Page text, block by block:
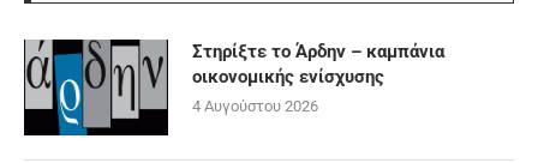
Στηρίξτε το Άρδην – καμπάνια
οικονομικής ενίσχυσης
4 Αυγούστου 2026